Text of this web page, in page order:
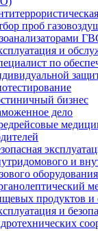
проб
и
по
бизнес
дело
и
продуктов и
и